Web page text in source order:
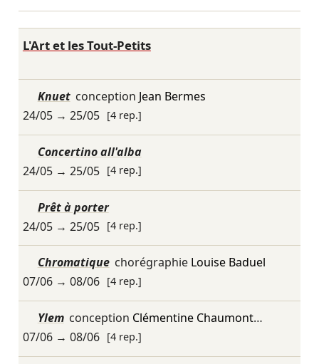
L'Art et les Tout-Petits
Knuet conception Jean Bermes
24/05→ 25/05 [4 rep.]
Concertino all'alba
24/05→ 25/05 [4 rep.]
Prêt à porter
24/05→ 25/05 [4 rep.]
Chromatique chorégraphie Louise Baduel
07/06→ 08/06 [4 rep.]
Ylem conception Clémentine Chaumont…
07/06→ 08/06 [4 rep.]